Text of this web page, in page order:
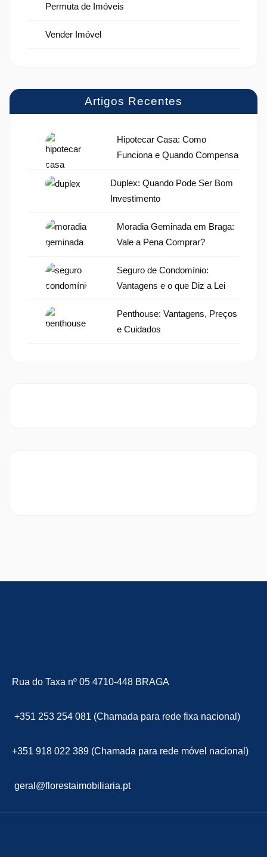
Permuta de Imóveis
Vender Imóvel
Artigos Recentes
Hipotecar Casa: Como
Funciona e Quando Compensa
Duplex: Quando Pode Ser Bom
Investimento
Moradia Geminada em Braga:
Vale a Pena Comprar?
Seguro de Condomínio:
Vantagens e o que Diz a Lei
Penthouse: Vantagens, Preços
e Cuidados
Rua do Taxa nº 05 4710-448 BRAGA
+351 253 254 081 (Chamada para rede fixa nacional)
+351 918 022 389 (Chamada para rede móvel nacional)
geral@florestaimobiliaria.pt